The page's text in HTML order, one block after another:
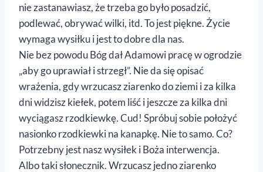
nie zastanawiasz, że trzeba go było posadzić,
podlewać, obrywać wilki, itd. To jest piękne. Życie
wymaga wysiłku i jest to dobre dla nas.
Nie bez powodu Bóg dał Adamowi pracę w ogrodzie
„aby go uprawiał i strzegł”. Nie da się opisać
wrażenia, gdy wrzucasz ziarenko do ziemi i za kilka
dni widzisz kiełek, potem liść i jeszcze za kilka dni
wyciągasz rzodkiewkę. Cud! Spróbuj sobie położyć
nasionko rzodkiewki na kanapkę. Nie to samo. Co?
Potrzebny jest nasz wysiłek i Boża interwencja.
Albo taki słonecznik. Wrzucasz jedno ziarenko